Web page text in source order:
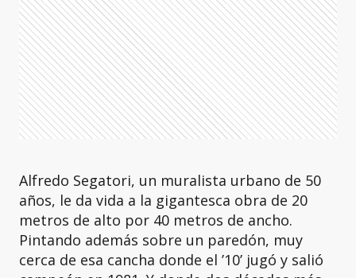
Alfredo Segatori, un muralista urbano de 50
años, le da vida a la gigantesca obra de 20
metros de alto por 40 metros de ancho.
Pintando además sobre un paredón, muy
cerca de esa cancha donde el ’10’ jugó y salió